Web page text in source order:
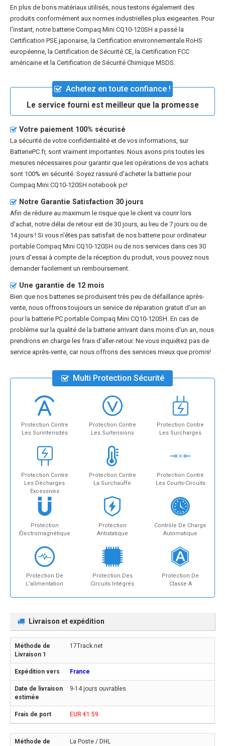
En plus de bons matériaux utilisés, nous testons également des
produits conformément aux normes industrielles plus exigeantes. Pour
l'instant, notre batterie Compaq Mini CQ10-120SH a passé la
Certification PSE japonaise, la Certification environnementale RoHS
européenne, la Certification de Sécurité CE, la Certification FCC
américaine et la Certification de Sécurité Chimique MSDS.
Achetez en toute confiance !
Le service fourni est meilleur que la promesse
Votre paiement 100% sécurisé
La sécurité de votre confidentialité et de vos informations, sur
BatteriePC.fr, sont vraiment importantes. Nous avons pris toutes les
mesures nécessaires pour garantir que les opérations de vos achats
sont 100% en sécurité. Soyez rassuré d'acheter la batterie pour
Compaq Mini CQ10-120SH notebook pc!
Notre Garantie Satisfaction 30 jours
Afin de réduire au maximum le risque que le client va courir lors
d'achat, notre délai de retour est de 30 jours, au lieu de 7 jours ou de
14 jours ! Si vous n'êtes pas satisfait de nos batterie pour ordinateur
portable Compaq Mini CQ10-120SH ou de nos services dans ces 30
jours d'essai à compte de la réception du produit, vous pouvez nous
demander facilement un remboursement.
Une garantie de 12 mois
Bien que nos batteries se produisent très peu de défaillance après-
vente, nous offrons toujours un service de réparation gratuit d'un an
pour la batterie PC portable Compaq Mini CQ10-120SH . En cas de
problème sur la qualité de la batterie arrivant dans moins d'un an, nous
prendrons en charge les frais d'aller-retour. Ne vous inquiétez pas de
service après-vente, car nous offrons des services mieux que promis!
Multi Protection Sécurité
Protection Contre
Les Surintensités
Protection Contre
Les Surtensions
Protection Contre
Les Surcharges
Protection Contre
Les Décharges
Excessives
Protection Contre
La Surchauffe
Protection Contre
Les Courts-Circuits
Protection
Électromagnétique
Protection
Antistatique
Contrôle De Charge
Automatique
Protection De
L'alimentation
Protection Des
Circuits Intégrés
Protection De
Classe A
Livraison et expédition
17Track.net
France
9-14 jours ouvrables
EUR €1.59
La Poste / DHL